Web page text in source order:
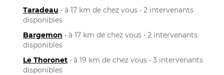
Taradeau • à 17 km de chez vous • 2 intervenants
disponibles
Bargemon • à 17 km de chez vous • 2 intervenants
disponibles
Le Thoronet • à 19 km de chez vous • 3 intervenants
disponibles